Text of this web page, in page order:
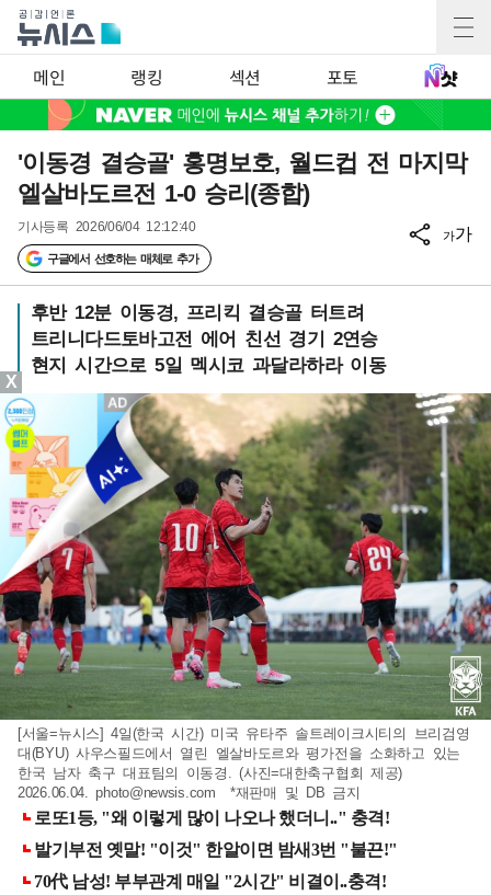
메인 랭킹 섹션 포토
'이동경 결승골' 홍명보호, 월드컵 전 마지막
엘살바도르전 1-0 승리(종합)
기사등록 2026/06/04 12:12:40
구글에서 선호하는 매체로 추가
가가
후반 12분 이동경, 프리킥 결승골 터트려
트리니다드토바고전 에어 친선 경기 2연승
현지 시간으로 5일 멕시코 과달라하라 이동
[서울=뉴시스] 4일(한국 시간) 미국 유타주 솔트레이크시티의 브리검영
대(BYU) 사우스필드에서 열린 엘살바도르와 평가전을 소화하고 있는
한국 남자 축구 대표팀의 이동경. (사진=대한축구협회 제공)
2026.06.04.photo@newsis.com *재판매 및 DB 금지
X